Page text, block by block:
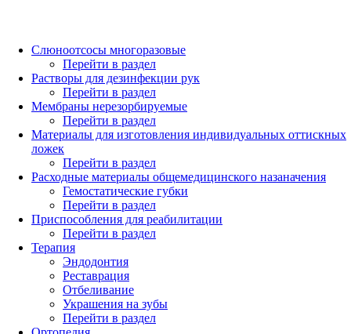
Слюноотсосы многоразовые
Перейти в раздел
Растворы для дезинфекции рук
Перейти в раздел
Мембраны нерезорбируемые
Перейти в раздел
Материалы для изготовления индивидуальных оттискных
ложек
Перейти в раздел
Расходные материалы общемедицинского назаначения
Гемостатические губки
Перейти в раздел
Приспособления для реабилитации
Перейти в раздел
Терапия
Эндодонтия
Реставрация
Отбеливание
Украшения на зубы
Перейти в раздел